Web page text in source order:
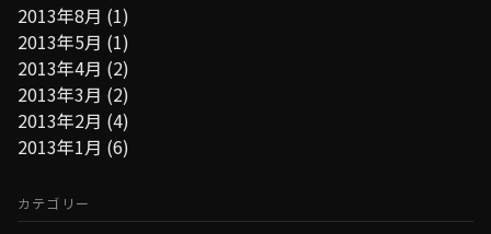
2013年8月 (1)
2013年5月 (1)
2013年4月 (2)
2013年3月 (2)
2013年2月 (4)
2013年1月 (6)
カテゴリー